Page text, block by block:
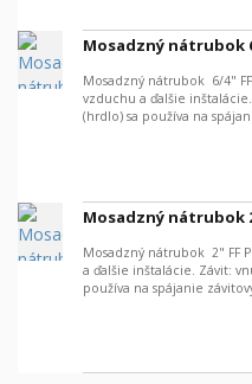
Mosadzný nátrubok
Mosadzný nátrubok 6/4"
vzduchu a ďalšie
(hrdlo) sa používa na
Mosadzný nátrubok
Mosadzný nátrubok 2" FF
a ďalšie inštalácie. Závit:
používa na spájanie